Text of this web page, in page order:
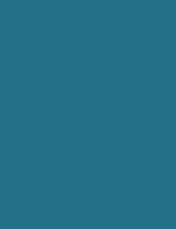
hidrológica, que tem causado
de abastecimento de água
do
receber os principais
Ao clicar em “Cadastrar” você aceita